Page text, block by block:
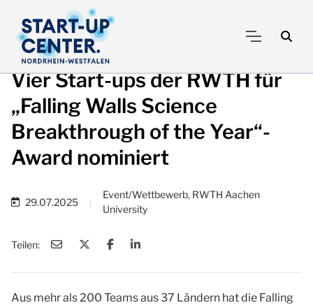
Vier Start-ups der RWTH für
„Falling Walls Science
Breakthrough of the Year“-
Award nominiert
29.07.2025
Event/Wettbewerb, RWTH Aachen
University
Teilen:
Aus mehr als 200 Teams aus 37 Ländern hat die Falling